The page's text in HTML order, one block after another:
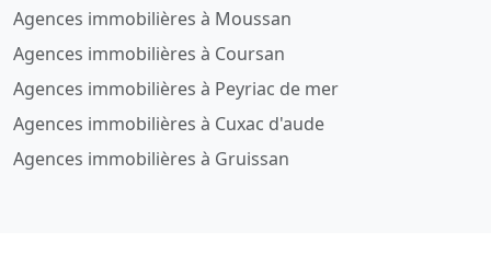
Agences immobilières à Moussan
Agences immobilières à Coursan
Agences immobilières à Peyriac de mer
Agences immobilières à Cuxac d'aude
Agences immobilières à Gruissan